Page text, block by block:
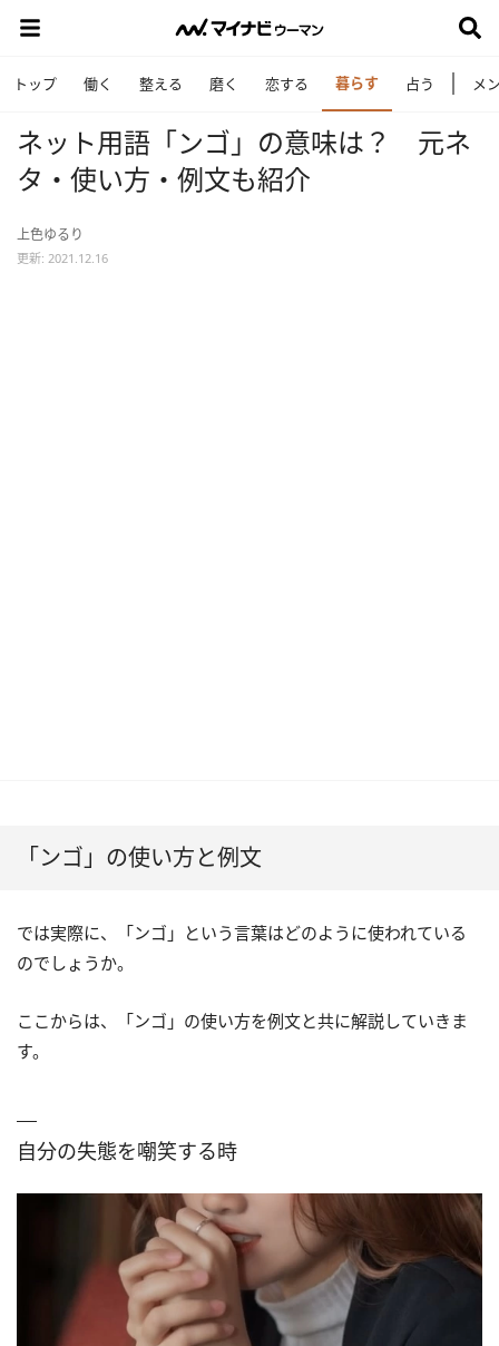
トップ 働く 整える 磨く 恋する 暮らす 占う メ
ネット用語「ンゴ」の意味は？ 元ネ
タ・使い方・例文も紹介
上色ゆるり
更新: 2021.12.16
「ンゴ」の使い方と例文
では実際に、「ンゴ」という言葉はどのように使われている
のでしょうか。
ここからは、「ンゴ」の使い方を例文と共に解説していきま
す。
自分の失態を嘲笑する時